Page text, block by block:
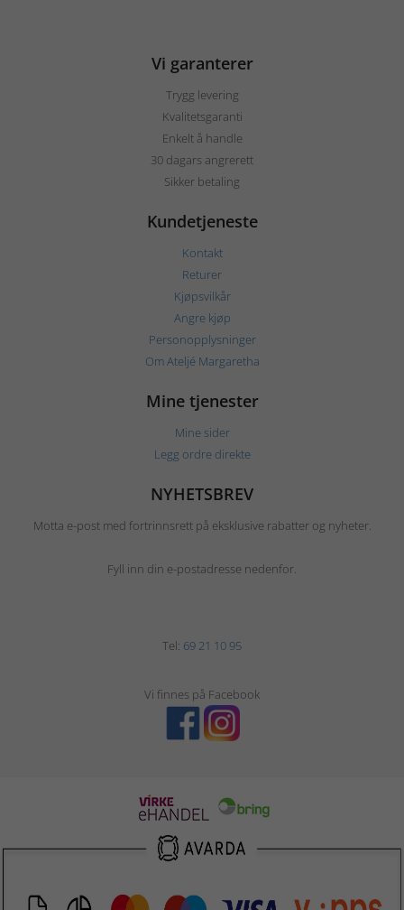
Vi garanterer
Trygg levering
Kvalitetsgaranti
Enkelt å handle
30 dagars angrerett
Sikker betaling
Kundetjeneste
Kontakt
Returer
Kjøpsvilkår
Angre kjøp
Personopplysninger
Om Ateljé Margaretha
Mine tjenester
Mine sider
Legg ordre direkte
NYHETSBREV
Motta e-post med fortrinnsrett på eksklusive rabatter og nyheter.
Fyll inn din e-postadresse nedenfor.
Tel: 69 21 10 95
Vi finnes på Facebook